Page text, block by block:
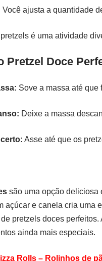
Você ajusta a quantidade
é uma atividade
Pretzel Doce
Sove a massa até que
Deixe a massa
Asse até que os
são uma opção deliciosa
açúcar e canela cria uma
pretzels doces
ainda mais especiais.
Rolls – Rolinhos de